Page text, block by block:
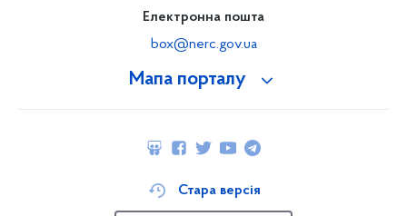
Мапа порталу
Електронна пошта
box@nerc.gov.ua
Стара версія